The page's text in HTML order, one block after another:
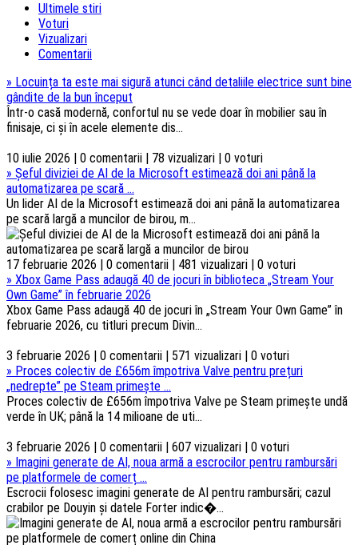
Ultimele stiri
Voturi
Vizualizari
Comentarii
» Locuința ta este mai sigură atunci când detaliile electrice sunt bine
gândite de la bun început
Într-o casă modernă, confortul nu se vede doar în mobilier sau în
finisaje, ci și în acele elemente dis...
10 iulie 2026 | 0 comentarii | 78 vizualizari | 0 voturi
» Șeful diviziei de AI de la Microsoft estimează doi ani până la
automatizarea pe scară ...
Un lider AI de la Microsoft estimează doi ani până la automatizarea
pe scară largă a muncilor de birou, m...
17 februarie 2026 | 0 comentarii | 481 vizualizari | 0 voturi
» Xbox Game Pass adaugă 40 de jocuri în biblioteca „Stream Your
Own Game” în februarie 2026
Xbox Game Pass adaugă 40 de jocuri în „Stream Your Own Game” în
februarie 2026, cu titluri precum Divin...
3 februarie 2026 | 0 comentarii | 571 vizualizari | 0 voturi
» Proces colectiv de £656m împotriva Valve pentru prețuri
„nedrepte” pe Steam primește ...
Proces colectiv de £656m împotriva Valve pe Steam primește undă
verde în UK; până la 14 milioane de uti...
3 februarie 2026 | 0 comentarii | 607 vizualizari | 0 voturi
» Imagini generate de AI, noua armă a escrocilor pentru rambursări
pe platformele de comerț ...
Escrocii folosesc imagini generate de AI pentru rambursări; cazul
crabilor pe Douyin și datele Forter indic�...